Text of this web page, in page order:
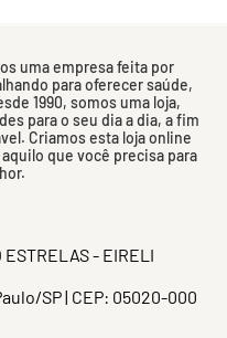
uma empresa feita por
para oferecer saúde,
1990, somos uma loja,
para o seu dia a dia, a fim
Criamos esta loja online
que você precisa para
ESTRELAS - EIRELI
SP | CEP: 05020-000